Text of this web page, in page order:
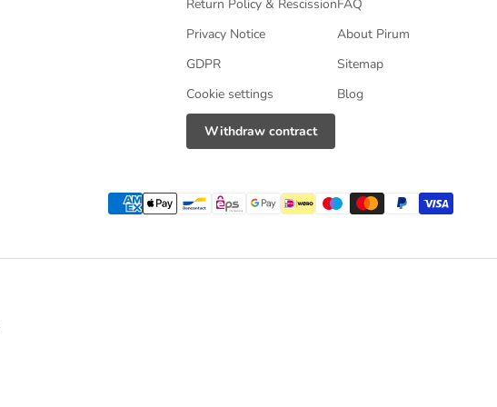
Return Policy & Rescission
Privacy Notice
GDPR
Cookie settings
Withdraw contract
FAQ
About Pirum
Sitemap
Blog